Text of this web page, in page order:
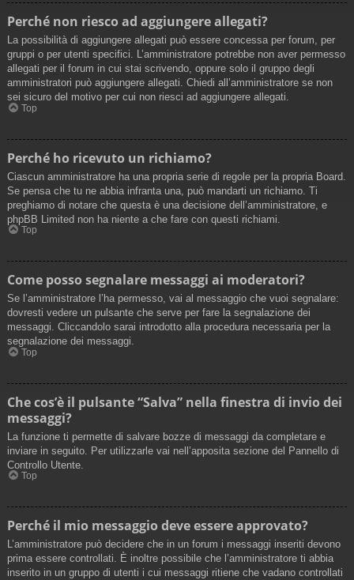
Perché non riesco ad aggiungere allegati?
La possibilità di aggiungere allegati può essere concessa per forum, per
gruppi o per utenti specifici. L’amministratore potrebbe non aver permesso
allegati per il forum in cui stai scrivendo, oppure solo il gruppo degli
amministratori può aggiungere allegati. Chiedi all’amministratore se non
sei sicuro del motivo per cui non riesci ad aggiungere allegati.
Top
Perché ho ricevuto un richiamo?
Ciascun amministratore ha una propria serie di regole per la propria Board.
Se pensa che tu ne abbia infranta una, può mandarti un richiamo. Ti
preghiamo di notare che questa è una decisione dell’amministratore, e
phpBB Limited non ha niente a che fare con questi richiami.
Top
Come posso segnalare messaggi ai moderatori?
Se l’amministratore l’ha permesso, vai al messaggio che vuoi segnalare:
dovresti vedere un pulsante che serve per fare la segnalazione dei
messaggi. Cliccandolo sarai introdotto alla procedura necessaria per la
segnalazione dei messaggi.
Top
Che cos’è il pulsante “Salva” nella finestra di invio dei
messaggi?
La funzione ti permette di salvare bozze di messaggi da completare e
inviare in seguito. Per utilizzarle vai nell’apposita sezione del Pannello di
Controllo Utente.
Top
Perché il mio messaggio deve essere approvato?
L’amministratore può decidere che in un forum i messaggi inseriti devono
prima essere controllati. È inoltre possibile che l’amministratore ti abbia
inserito in un gruppo di utenti i cui messaggi ritiene che vadano controllati